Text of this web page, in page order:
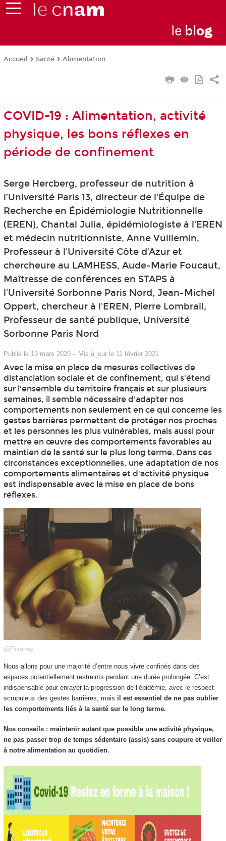
le blog
Accueil Santé Alimentation
COVID-19 : Alimentation, activité
physique, les bons réflexes en
période de confinement
Serge Hercberg, professeur de nutrition à
l’Université Paris 13, directeur de l'Équipe de
Recherche en Épidémiologie Nutritionnelle
(EREN), Chantal Julia, épidémiologiste à l'EREN
et médecin nutritionniste, Anne Vuillemin,
Professeur à l'Université Côte d'Azur et
chercheure au LAMHESS, Aude-Marie Foucaut,
Maîtresse de conférences en STAPS à
l'Université Sorbonne Paris Nord, Jean-Michel
Oppert, chercheur à l'EREN, Pierre Lombrail,
Professeur de santé publique, Université
Sorbonne Paris Nord
Publié le 19 mars 2020 – Mis à jour le 11 février 2021
Avec la mise en place de mesures collectives de
distanciation sociale et de confinement, qui s'étend
sur l'ensemble du territoire français et sur plusieurs
semaines, il semble nécessaire d'adapter nos
comportements non seulement en ce qui concerne les
gestes barrières permettant de protéger nos proches
et les personnes les plus vulnérables, mais aussi pour
mettre en œuvre des comportements favorables au
maintien de la santé sur le plus long terme. Dans ces
circonstances exceptionnelles, une adaptation de nos
comportements alimentaires et d'activité physique
est indispensable avec la mise en place de bons
réflexes.
@Pixabay
Nous allons pour une majorité d’entre nous vivre confinés dans des
espaces potentiellement restreints pendant une durée prolongée. C’est
indispensable pour enrayer la progression de l’épidémie, avec le respect
scrupuleux des gestes barrières, mais il est essentiel de ne pas oublier
les comportements liés à la santé sur le long terme.
Nos conseils : maintenir autant que possible une activité physique,
ne pas passer trop de temps sédentaire (assis) sans coupure et veiller
à notre alimentation au quotidien.